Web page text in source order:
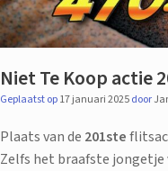
Niet Te Koop actie
Geplaatst op17 januari 2025door
Plaats van de 201ste
Zelfs het braafste jongetje